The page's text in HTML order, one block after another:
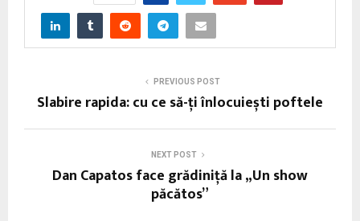
PREVIOUS POST
Slabire rapida: cu ce să-ți înlocuiești poftele
NEXT POST
Dan Capatos face grădiniță la „Un show
păcătos”